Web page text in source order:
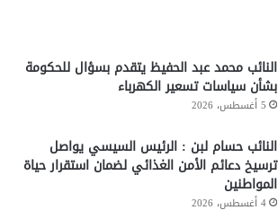
النائب محمد عبد الحفيظ يتقدم بسؤال للحكومة
بشأن سياسات تسعير الكهرباء
5 أغسطس، 2026
النائب حسام لبن : الرئيس السيسي يواصل
ترسيخ دعائم الأمن الغذائي لضمان استقرار حياة
المواطنين
4 أغسطس، 2026